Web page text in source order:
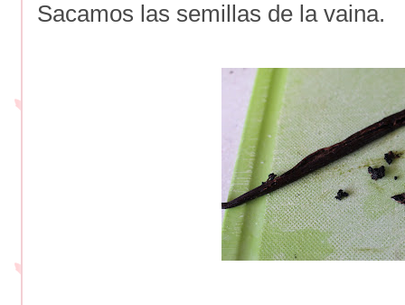
Sacamos las semillas de la vaina.